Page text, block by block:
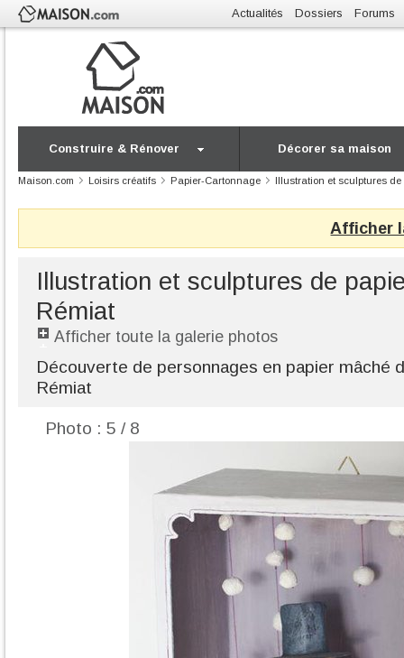
Actualités Dossiers Forums
Construire & Rénover Décorer sa maison
Maison.com Loisirs créatifs Papier-Cartonnage Illustration et sculptures de
Afficher
Illustration et sculptures de
Rémiat
Afficher toute la galerie photos
Découverte de personnages en papier mâché
Rémiat
Photo : 5 / 8